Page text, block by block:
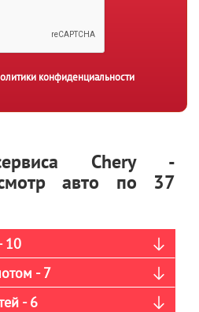
конфиденциальности
Chery -
авто по 37
10
- 7
- 6